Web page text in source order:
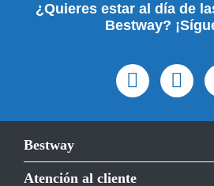
¿Quieres estar al día de
Bestway?
Bestway
Atención al cliente